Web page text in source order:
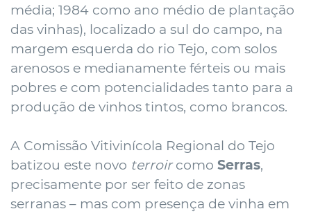
média; 1984 como ano médio de plantação
das vinhas), localizado a sul do campo, na
margem esquerda do rio Tejo, com solos
arenosos e medianamente férteis ou mais
pobres e com potencialidades tanto para a
produção de vinhos tintos, como brancos.
A Comissão Vitivinícola Regional do Tejo
batizou este novo terroircomo Serras,
precisamente por ser feito de zonas
serranas – mas com presença de vinha em